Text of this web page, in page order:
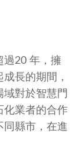
過20 年，擁
長的期間，
對於智慧門
化業者的合作
同縣市，在進